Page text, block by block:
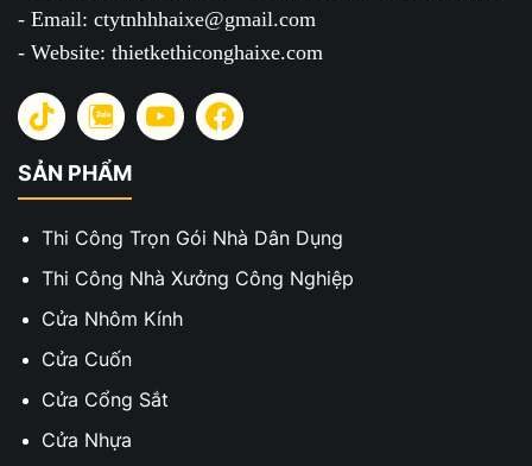
- Email: ctytnhhhaixe@gmail.com
- Website: thietkethiconghaixe.com
SẢN PHẨM
Thi Công Trọn Gói Nhà Dân Dụng
Thi Công Nhà Xưởng Công Nghiệp
Cửa Nhôm Kính
Cửa Cuốn
Cửa Cổng Sắt
Cửa Nhựa